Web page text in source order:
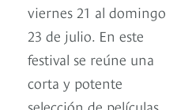
viernes 21 al domingo
23 de julio. En este
festival se reúne una
corta y potente
selección de películas